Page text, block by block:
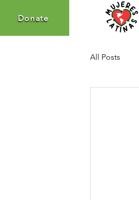
Donate
Donate
All Posts